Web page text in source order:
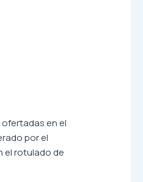
en el
por el
el rotulado de